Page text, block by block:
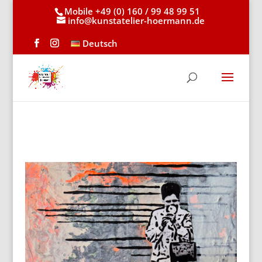
Mobile +49 (0) 160 / 99 48 99 51
info@kunstatelier-hoermann.de
Deutsch